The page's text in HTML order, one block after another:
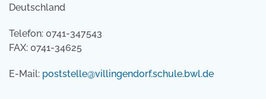
Deutschland
Telefon: 0741-347543
FAX: 0741-34625
E-Mail: poststelle@villingendorf.schule.bwl.de